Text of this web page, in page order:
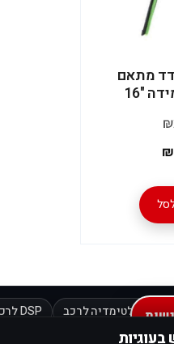
מתאם
"16
₪
₪
מולטימדיה לרכב DSP לרכב